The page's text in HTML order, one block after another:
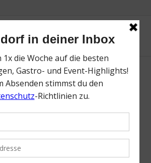
Mr. Düsseldorf |